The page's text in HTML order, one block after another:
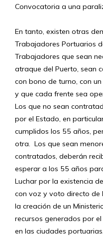
Convocatoria a una
En tanto, existen otras
Trabajadores Portuarios
Trabajadores que sean
atraque del Puerto, sean
con bono de turno, con
y que cada frente sea
Los que no sean
por el Estado, en
cumplidos los 55 años,
otra. Los que sean
contratados, deberán
esperar a los 55 años
Luchar por la existencia
con voz y voto directo de
la creación de un
recursos generados por
en las ciudades portuarias.